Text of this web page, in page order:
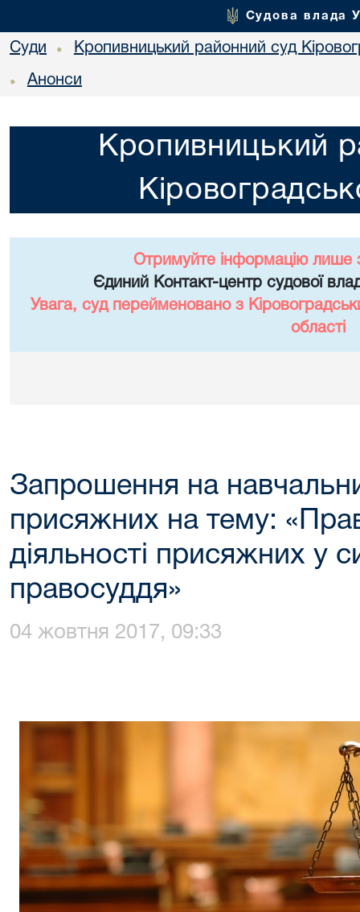
Судова влада
Суди • Кропивницький районний суд
• Анонси
Кропивницький
Отримуйте інформацію лише
Єдиний Контакт-центр судової
Увага, суд перейменовано з
області
Запрошення на
присяжних на тему:
діяльності присяжних у
правосуддя»
04 жовтня 2017, 09:33